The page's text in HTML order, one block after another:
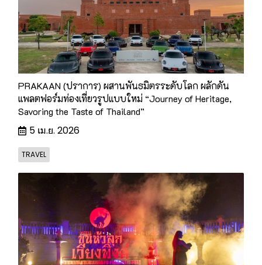
PRAKAAN (ปราการ) ผสานพันธมิตรระดับโลก ผลักดัน
แพลตฟอร์มท่องเที่ยวรูปแบบใหม่ “Journey of Heritage,
Savoring the Taste of Thailand”
5 เม.ย. 2026
TRAVEL